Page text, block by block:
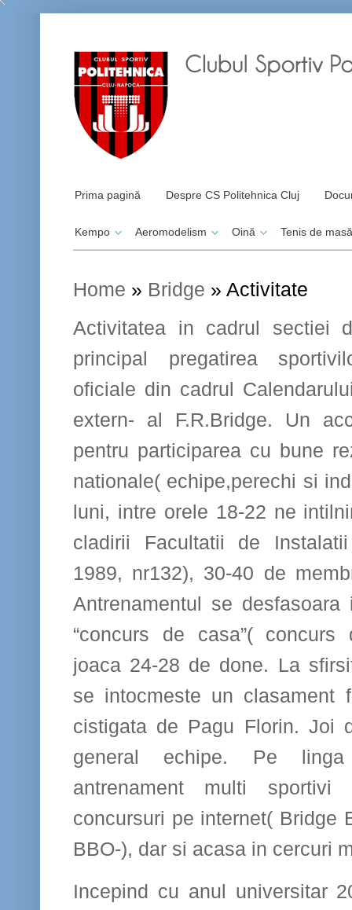
Prima pagină Despre CS Politehnica Cluj
Kempo Aeromodelism Oină Tenis de masă
Home » Bridge » Activitate
Activitatea in cadrul sectiei
principal pregatirea
oficiale din cadrul
extern- al F.R.Bridge. Un
pentru participarea cu bune
nationale( echipe,perechi si
luni, intre orele 18-22 ne
cladirii Facultatii de
1989, nr132), 30-40 de
Antrenamentul se
“concurs de casa”( concurs
joaca 24-28 de done. La
se intocmeste un clasament
cistigata de Pagu Florin. Joi
general echipe. Pe
antrenament multi
concursuri pe internet( Bridge
BBO-), dar si acasa in cercuri
Incepind cu anul universitar